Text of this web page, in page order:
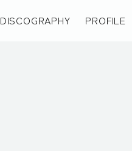
DISCOGRAPHY PROFILE